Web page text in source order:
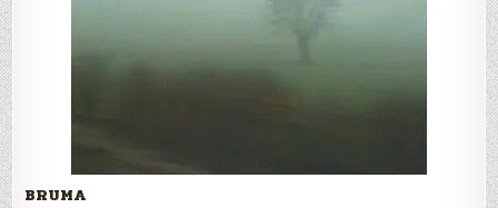
BRUMA